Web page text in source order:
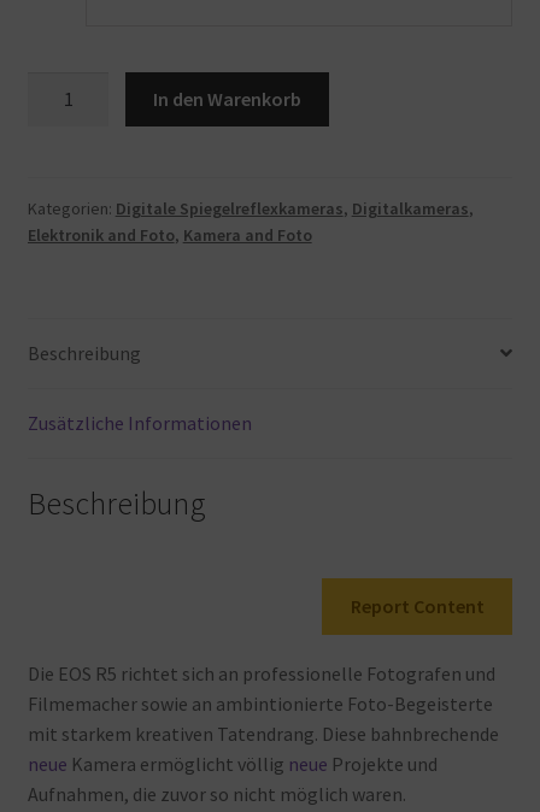
Systemkamera
-
MP,
X,
4K
In den Warenkorb
Kategorien: Digitale Spiegelreflexkameras, Digitalkameras,
Elektronik and Foto, Kamera and Foto
Beschreibung
Zusätzliche Informationen
Beschreibung
Report Content
Die EOS R5 richtet sich an professionelle Fotografen und
Filmemacher sowie an ambintionierte Foto-Begeisterte
mit starkem kreativen Tatendrang. Diese bahnbrechende
neue Kamera ermöglicht völlig neue Projekte und
Aufnahmen, die zuvor so nicht möglich waren.